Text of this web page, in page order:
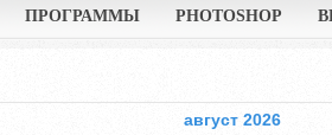
ПРОГРАММЫ PHOTOSHOP
август 2026